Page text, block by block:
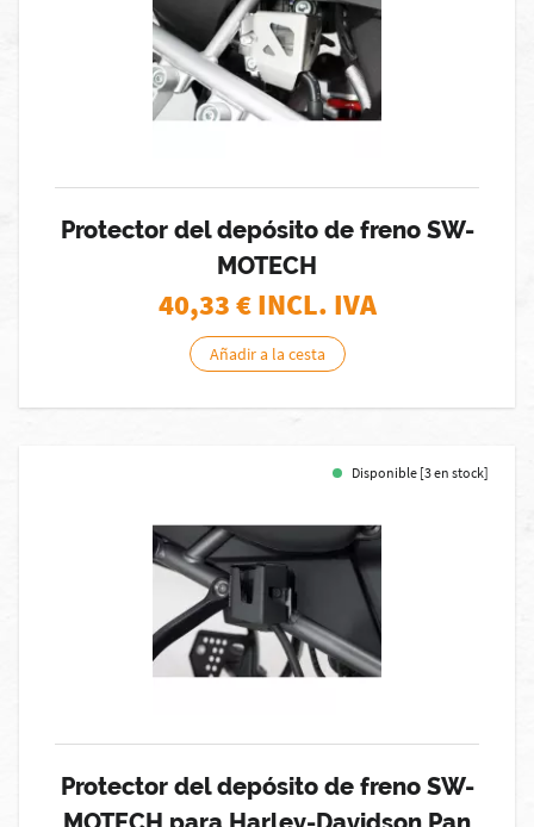
Protector del depósito de freno SW-
MOTECH
40,33€ INCL. IVA
Añadir a la cesta
Disponible [3 en stock]
Protector del depósito de freno SW-